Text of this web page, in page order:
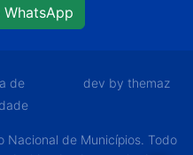
WhatsApp
de
dev by themaz
de Municípios. Todo